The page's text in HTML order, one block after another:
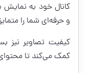
کانال خود به نمایش
و حرفه‌ای شما را
کیفیت تصاویر نیز
کمک می‌کند تا